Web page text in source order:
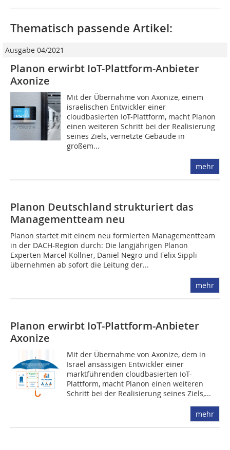
Thematisch passende Artikel:
Ausgabe 04/2021
Planon erwirbt IoT-Plattform-Anbieter
Axonize
Mit der Übernahme von Axonize, einem
israelischen Entwickler einer
cloudbasierten IoT-Plattform, macht Planon
­einen weiteren Schritt bei der Realisierung
seines Ziels, vernetzte Gebäude in
großem...
mehr
Planon Deutschland strukturiert das
Managementteam neu
Planon startet mit einem neu formierten Managementteam
in der DACH-Region durch: Die langjährigen Planon
Experten Marcel Köllner, Daniel Negro und Felix Sippli
übernehmen ab sofort die Leitung der...
mehr
Planon erwirbt IoT-Plattform-Anbieter
Axonize
Mit der Übernahme von Axonize, dem in
Israel ansässigen Entwickler einer
marktführenden cloudbasierten IoT-
Plattform, macht Planon einen weiteren
Schritt bei der Realisierung seines Ziels,...
mehr